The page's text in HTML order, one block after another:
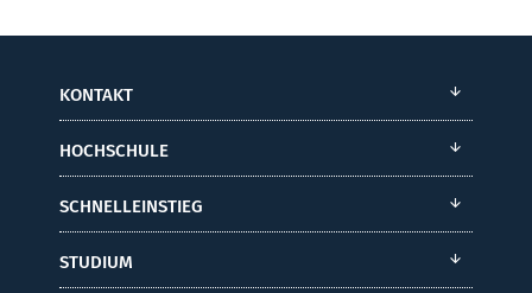
KONTAKT
HOCHSCHULE
SCHNELLEINSTIEG
STUDIUM